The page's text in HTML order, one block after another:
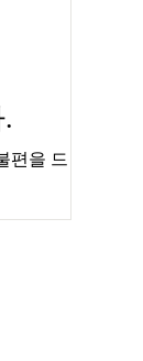
편을 드